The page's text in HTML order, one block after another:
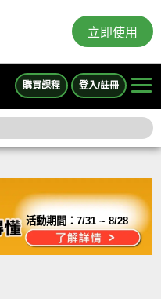
立即使用
購買課程 登入/註冊
活動期間：7/31 ~ 8/28